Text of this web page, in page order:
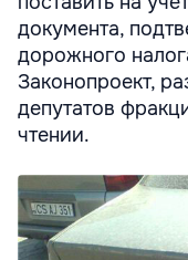
документа,
дорожного
Законопроект,
депутатов
чтении.